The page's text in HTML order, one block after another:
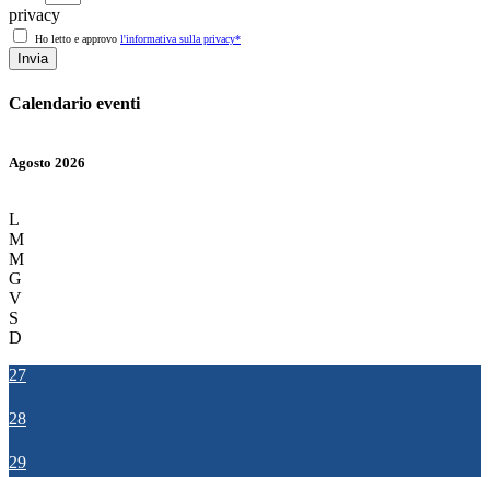
privacy
Ho letto e approvo l'informativa sulla privacy*
Invia
Calendario eventi
Agosto 2026
L
M
M
G
V
S
D
27
28
29